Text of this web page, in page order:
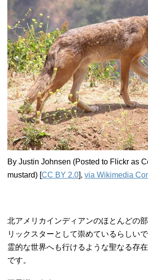
By Justin Johnsen (Posted to Flickr as
mustard) [ CC BY 2.0 ], via Wikimedia
北アメリカインディアンのほとんどの
リックスターとして崇めているらしい
霊的な世界へも行けるような聖なる存
です。